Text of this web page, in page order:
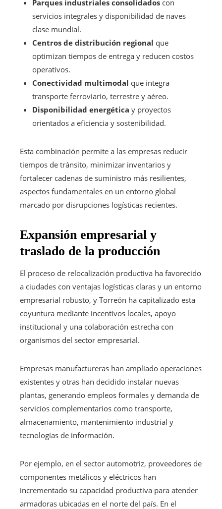
Parques industriales consolidados con
servicios integrales y disponibilidad de naves
clase mundial.
Centros de distribución regional que
optimizan tiempos de entrega y reducen costos
operativos.
Conectividad multimodal que integra
transporte ferroviario, terrestre y aéreo.
Disponibilidad energética y proyectos
orientados a eficiencia y sostenibilidad.
Esta combinación permite a las empresas reducir
tiempos de tránsito, minimizar inventarios y
fortalecer cadenas de suministro más resilientes,
aspectos fundamentales en un entorno global
marcado por disrupciones logísticas recientes.
Expansión empresarial y
traslado de la producción
El proceso de relocalización productiva ha favorecido
a ciudades con ventajas logísticas claras y un entorno
empresarial robusto, y Torreón ha capitalizado esta
coyuntura mediante incentivos locales, apoyo
institucional y una colaboración estrecha con
organismos del sector empresarial.
Empresas manufactureras han ampliado operaciones
existentes y otras han decidido instalar nuevas
plantas, generando empleos formales y demanda de
servicios complementarios como transporte,
almacenamiento, mantenimiento industrial y
tecnologías de información.
Por ejemplo, en el sector automotriz, proveedores de
componentes metálicos y eléctricos han
incrementado su capacidad productiva para atender
armadoras ubicadas en el norte del país. En el